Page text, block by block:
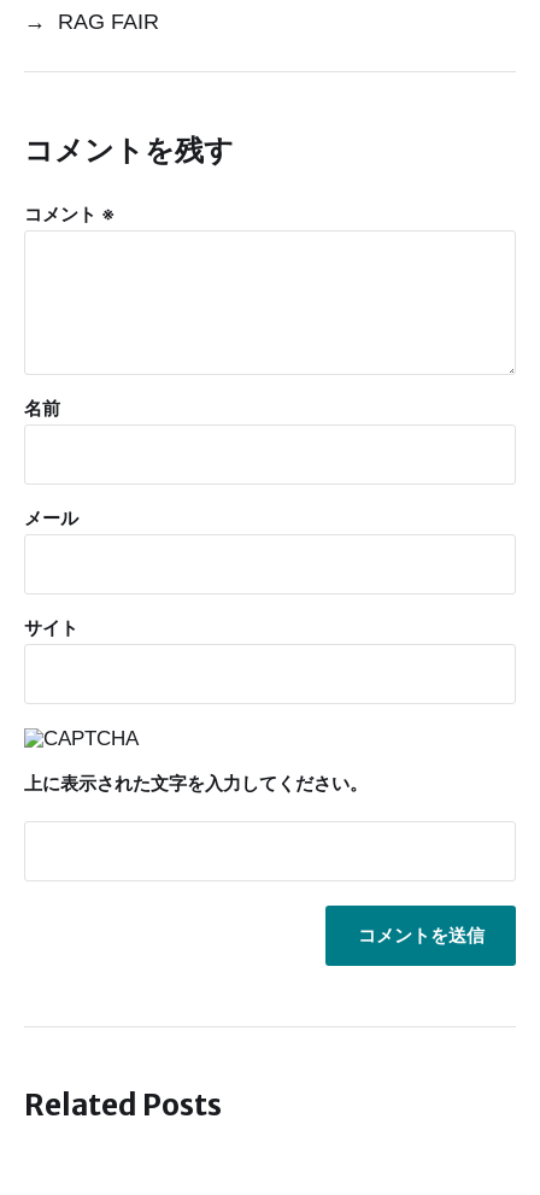
→
RAG FAIR
コメントを残す
コメント ※
名前
メール
サイト
上に表示された文字を入力してください。
Related Posts